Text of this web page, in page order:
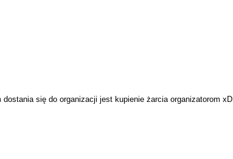
się do organizacji jest kupienie żarcia organizatorom xD